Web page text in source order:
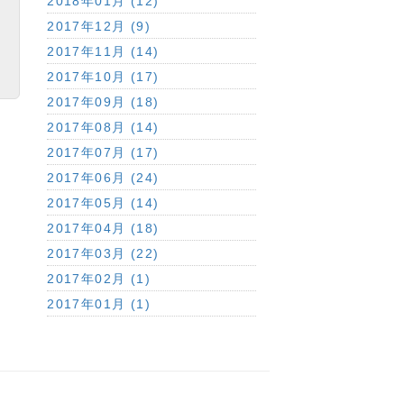
2017年12月 (9)
2017年11月 (14)
2017年10月 (17)
2017年09月 (18)
2017年08月 (14)
2017年07月 (17)
2017年06月 (24)
2017年05月 (14)
2017年04月 (18)
2017年03月 (22)
2017年02月 (1)
2017年01月 (1)